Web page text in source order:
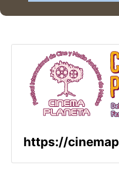
https://